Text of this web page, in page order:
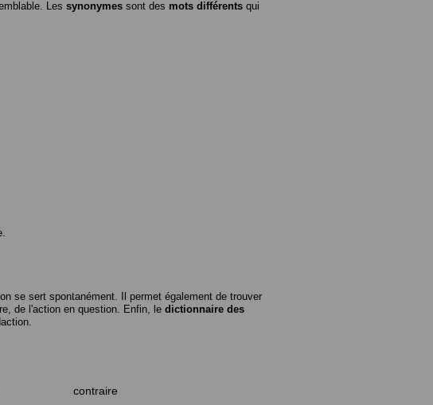
Les synonymes sont des mots différents qui
se sert spontanément. Il permet également de trouver
de l'action en question. Enfin, le dictionnaire des
contraire